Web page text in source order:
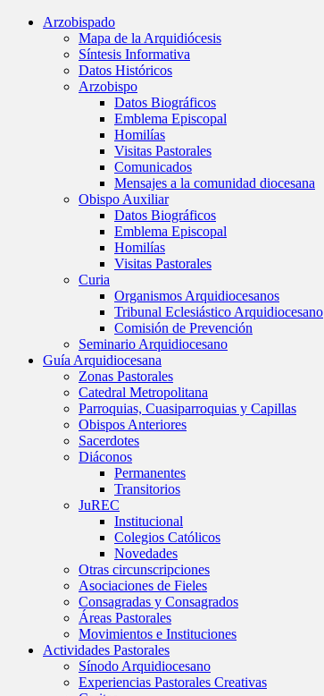
Arzobispado
Mapa de la Arquidiócesis
Síntesis Informativa
Datos Históricos
Arzobispo
Datos Biográficos
Emblema Episcopal
Homilías
Visitas Pastorales
Comunicados
Mensajes a la comunidad diocesana
Obispo Auxiliar
Datos Biográficos
Emblema Episcopal
Homilías
Visitas Pastorales
Curia
Organismos Arquidiocesanos
Tribunal Eclesiástico Arquidiocesano
Comisión de Prevención
Seminario Arquidiocesano
Guía Arquidiocesana
Zonas Pastorales
Catedral Metropolitana
Parroquias, Cuasiparroquias y Capillas
Obispos Anteriores
Sacerdotes
Diáconos
Permanentes
Transitorios
JuREC
Institucional
Colegios Católicos
Novedades
Otras circunscripciones
Asociaciones de Fieles
Consagradas y Consagrados
Áreas Pastorales
Movimientos e Instituciones
Actividades Pastorales
Sínodo Arquidiocesano
Experiencias Pastorales Creativas